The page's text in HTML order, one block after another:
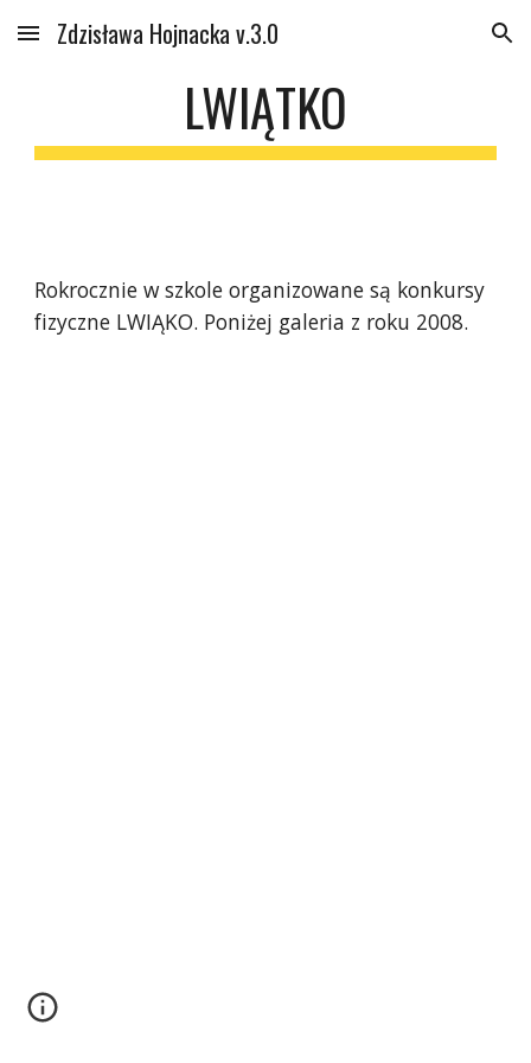
Skip to main content Skip to navigation
Zdzisława Hojnacka v.3.0
LWIĄTKO
Rokrocznie w szkole organizowane są konkursy
fizyczne LWIĄKO. Poniżej galeria z roku 2008.